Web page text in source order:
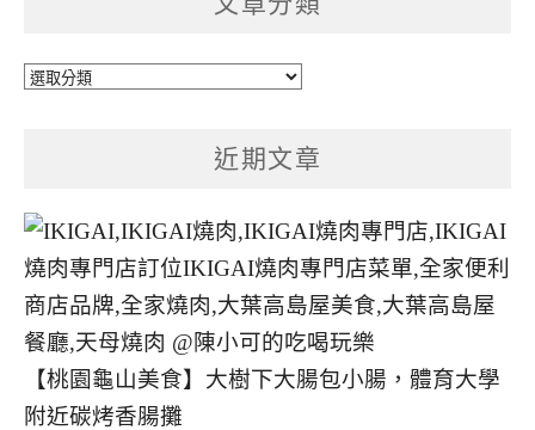
文
近期文章
【桃園龜山美食】大樹下大腸包小腸，體育大學
附近碳烤香腸攤